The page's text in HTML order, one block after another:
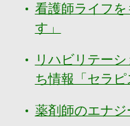
看護師ライフ
す」
リハビリテー
ち情報「セラピ
薬剤師のエナ